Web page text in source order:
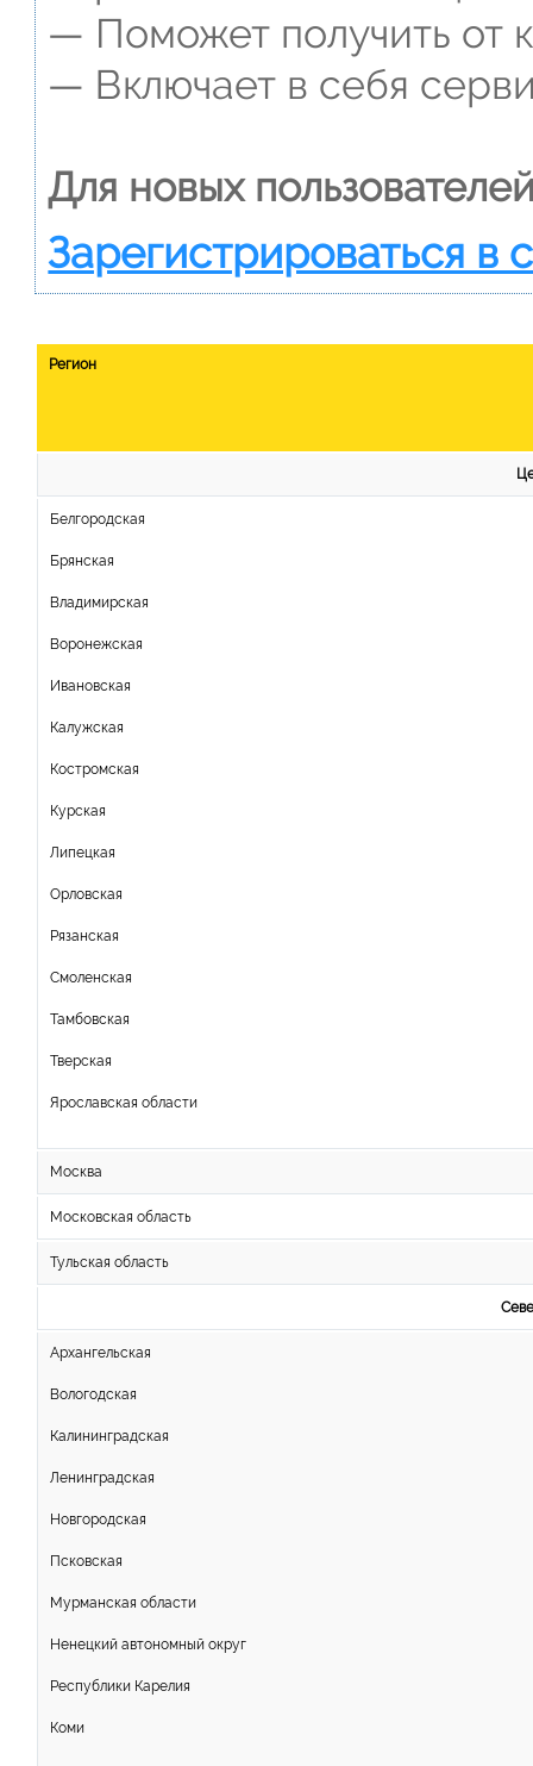
— Поможет получить от
— Включает в себя
Для новых
Зарегистрироваться в
Регион
Белгородская
Брянская
Владимирская
Воронежская
Ивановская
Калужская
Костромская
Курская
Липецкая
Орловская
Рязанская
Смоленская
Тамбовская
Тверская
Ярославская области
Москва
Московская область
Тульская область
Архангельская
Вологодская
Калининградская
Ленинградская
Новгородская
Псковская
Мурманская области
Ненецкий автономный округ
Республики Карелия
Коми